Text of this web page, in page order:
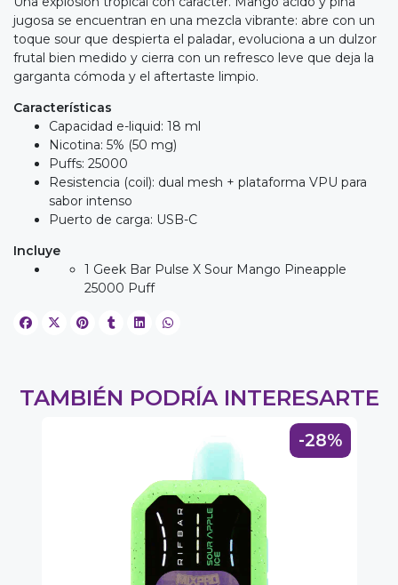
jugosa se encuentran en una mezcla vibrante: abre con un
toque sour que despierta el paladar, evoluciona a un dulzor
frutal bien medido y cierra con un refresco leve que deja la
garganta cómoda y el aftertaste limpio.
Características
Capacidad e-liquid: 18 ml
Nicotina: 5% (50 mg)
Puffs: 25000
Resistencia (coil): dual mesh + plataforma VPU para
sabor intenso
Puerto de carga: USB-C
Incluye
1 Geek Bar Pulse X Sour Mango Pineapple
25000 Puff
TAMBIÉN PODRÍA INTERESARTE
-28%